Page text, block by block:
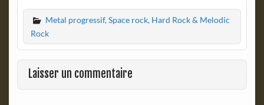
c
e
b
o
o
k
i
n
F
r
i
e
n
Metal progressif, Space rock, Hard Rock & Melodic
Rock
Laisser un commentaire